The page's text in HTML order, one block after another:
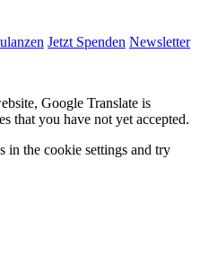
Jetzt Spenden Newsletter
Google Translate is
that you have not yet accepted.
in the cookie settings and try